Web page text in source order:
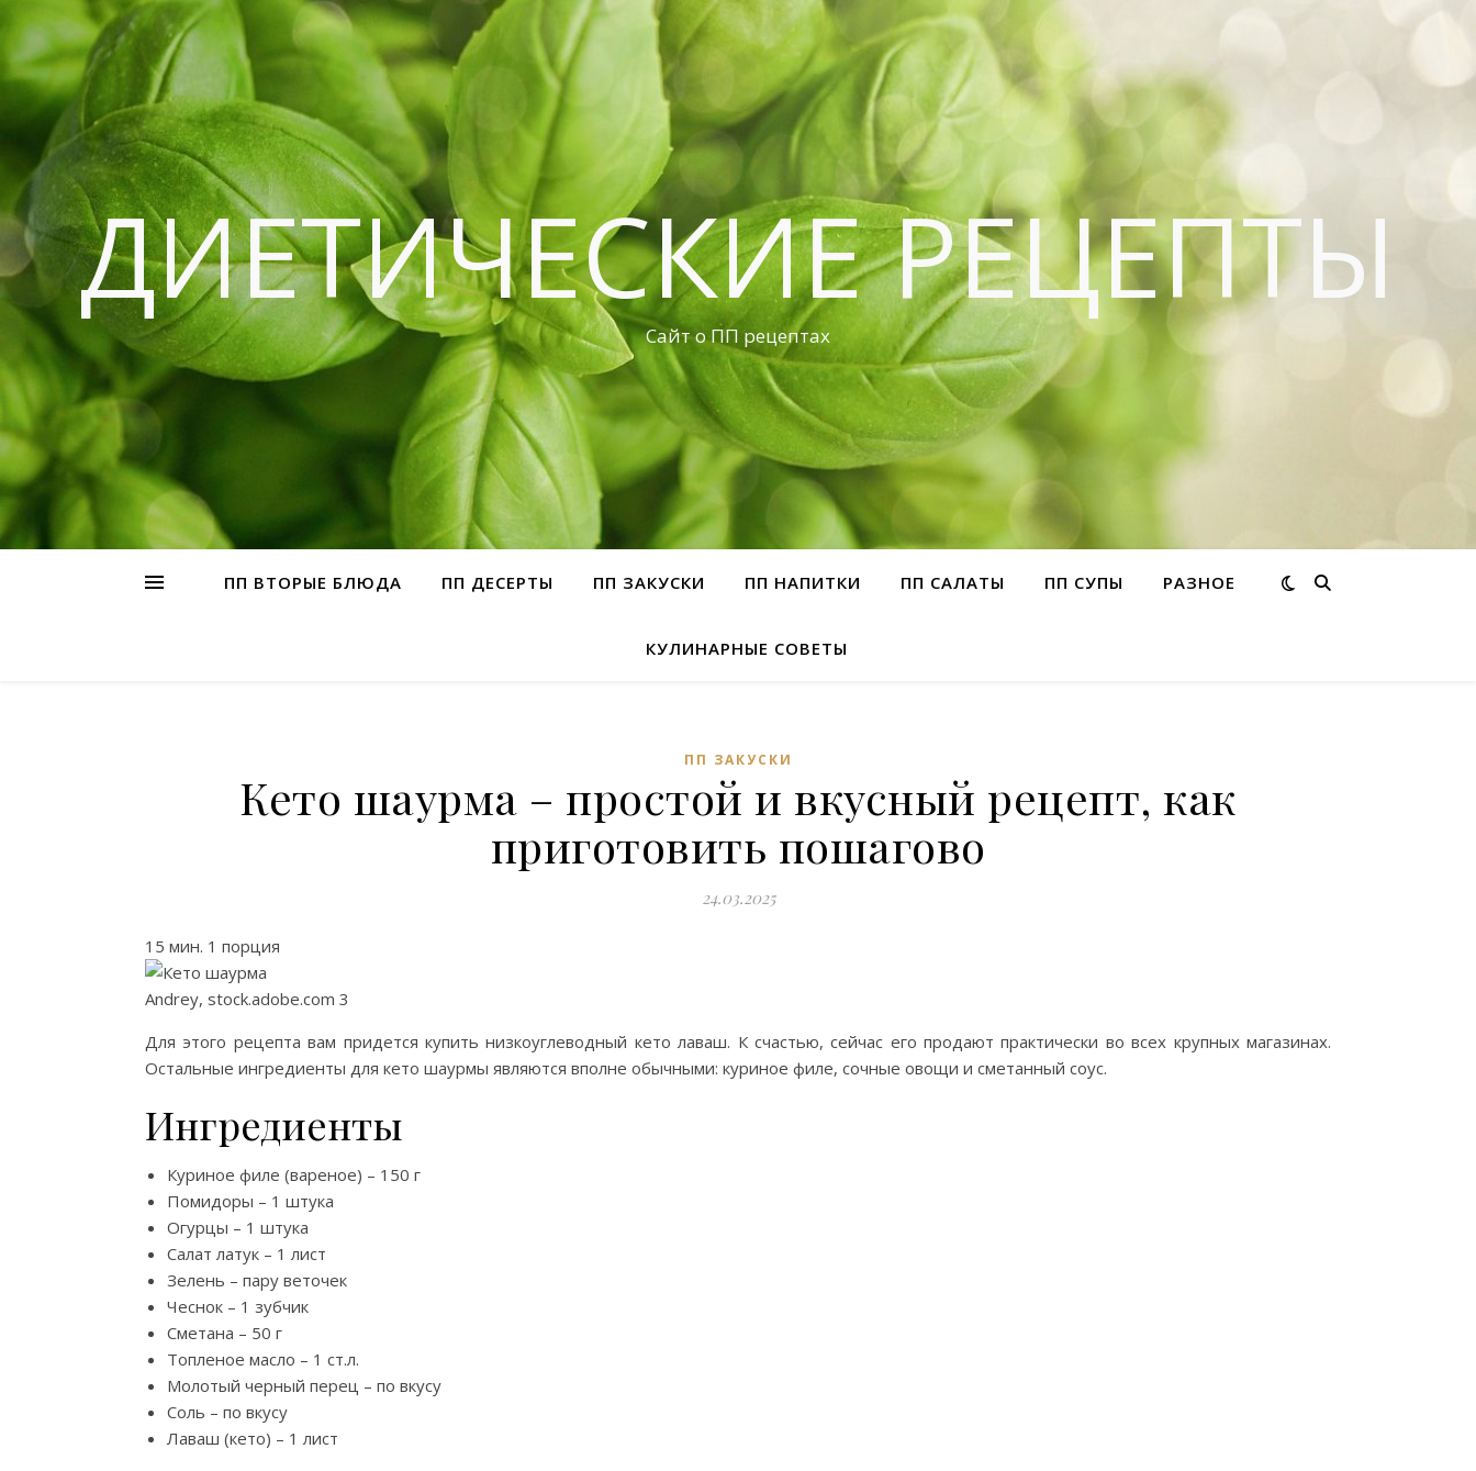
ДИЕТИЧЕСКИЕ РЕЦЕПТЫ
Сайт о ПП рецептах
ПП ВТОРЫЕ БЛЮДА ПП ДЕСЕРТЫ ПП ЗАКУСКИ ПП НАПИТКИ ПП САЛАТЫ ПП СУПЫ РАЗНОЕ
КУЛИНАРНЫЕ СОВЕТЫ
ПП ЗАКУСКИ
Кето шаурма – простой и вкусный рецепт, как
приготовить пошагово
24.03.2025
15 мин. 1 порция
Andrey, stock.adobe.com 3
Для этого рецепта вам придется купить низкоуглеводный кето лаваш. К счастью, сейчас его продают практически во всех крупных магазинах.
Остальные ингредиенты для кето шаурмы являются вполне обычными: куриное филе, сочные овощи и сметанный соус.
Ингредиенты
Куриное филе (вареное) – 150 г
Помидоры – 1 штука
Огурцы – 1 штука
Салат латук – 1 лист
Зелень – пару веточек
Чеснок – 1 зубчик
Сметана – 50 г
Топленое масло – 1 ст.л.
Молотый черный перец – по вкусу
Соль – по вкусу
Лаваш (кето) – 1 лист